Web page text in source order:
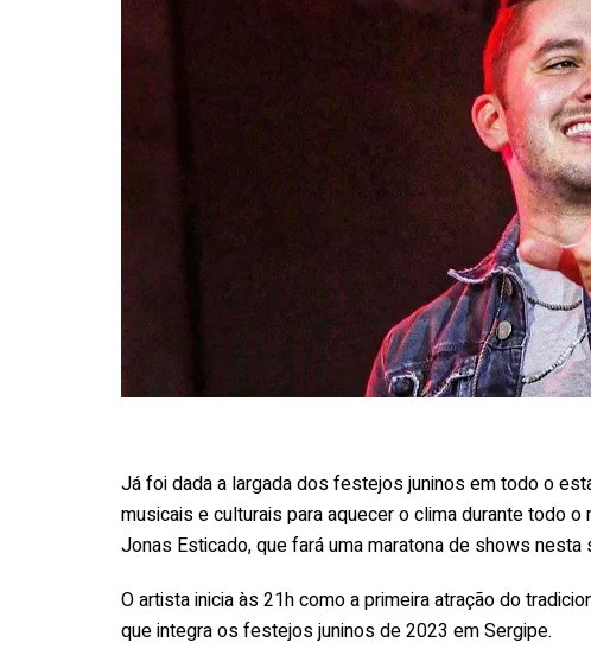
Já foi dada a largada dos festejos juninos em todo o
musicais e culturais para aquecer o clima durante todo
Jonas Esticado, que fará uma maratona de shows nesta
O artista inicia às 21h como a primeira atração do
que integra os festejos juninos de 2023 em Sergipe.